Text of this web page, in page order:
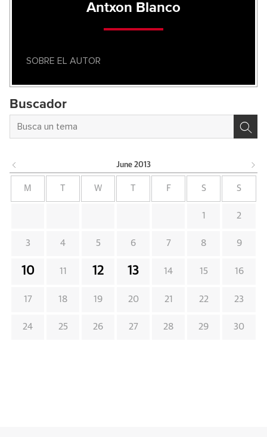
Antxon Blanco
SOBRE EL AUTOR
Buscador
June 2013
M W F S S
1 2
3 4 5 6 7 8 9
10 11 12 13 14 15 16
17 18 19 20 21 22 23
24 25 26 27 28 29 30